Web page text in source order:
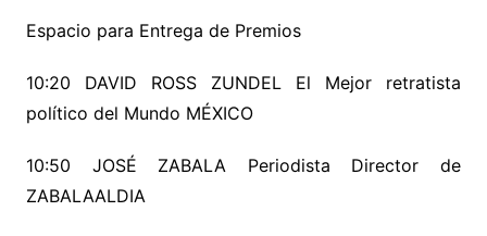
Espacio para Entrega de Premios
10:20 DAVID ROSS ZUNDEL El Mejor retratista
político del Mundo MÉXICO
10:50 JOSÉ ZABALA Periodista Director de
ZABALAALDIA